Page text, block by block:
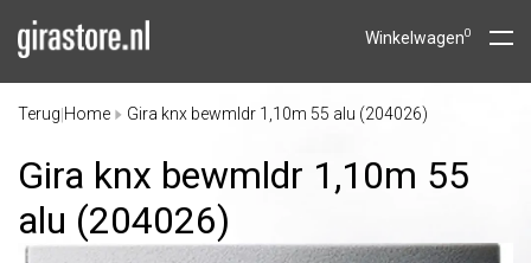
Winkelwagen0
Terug Home Gira knx bewmldr 1,10m 55 alu (204026)
Gira knx bewmldr 1,10m 55
alu (204026)